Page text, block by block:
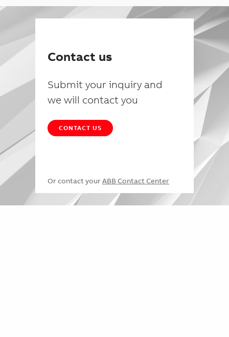
Contact us
Submit your inquiry and
we will contact you
CONTACT US
Or contact your ABB Contact Center